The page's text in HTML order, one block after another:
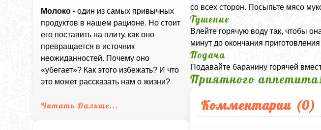
Молоко - один из самых привычных
продуктов в нашем рационе. Но стоит
его поставить на плиту, как оно
превращается в источник
неожиданностей. Почему оно
«убегает»? Как этого избежать? И что
это может рассказать нам о жизни?
Читать Дальше...
со всех сторон. Посыпьте мясо
Тушение
Влейте горячую воду так, чтобы
минут до окончания
Подача
Подавайте баранину горячей
Приятного
Комментарии (0)